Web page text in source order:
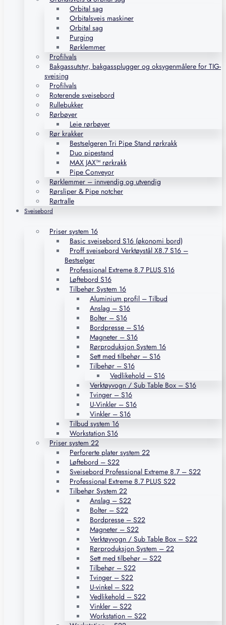
Orbital sag
Orbitalsveis maskiner
Orbital sag
Purging
Rørklemmer
Profilvals
Bakgassutstyr, bakgassplugger og oksygenmålere for TIG-
sveising
Profilvals
Roterende sveisebord
Rullebukker
Rørbøyer
Leie rørbøyer
Rør krakker
Bestselgeren Tri Pipe Stand rørkrakk
Duo pipestand
MAX JAX™ rørkrakk
Pipe Conveyor
Rørklemmer – innvendig og utvendig
Rørsliper & Pipe notcher
Rørtralle
Sveisebord
Priser system 16
Basic sveisebord S16 (økonomi bord)
Proff sveisebord Verktøystål X8.7 S16 –
Bestselger
Professional Extreme 8.7 PLUS S16
Løftebord S16
Tilbehør System 16
Aluminium profil – Tilbud
Anslag – S16
Bolter – S16
Bordpresse – S16
Magneter – S16
Rørproduksjon System 16
Sett med tilbehør – S16
Tilbehør – S16
Vedlikehold – S16
Verktøyvogn / Sub Table Box – S16
Tvinger – S16
U-Vinkler – S16
Vinkler – S16
Tilbud system 16
Workstation S16
Priser system 22
Perforerte plater system 22
Løftebord – S22
Sveisebord Professional Extreme 8.7 – S22
Professional Extreme 8.7 PLUS S22
Tilbehør System 22
Anslag – S22
Bolter – S22
Bordpresse – S22
Magneter – S22
Verktøyvogn / Sub Table Box – S22
Rørproduksjon System – 22
Sett med tilbehør – S22
Tilbehør – S22
Tvinger – S22
U-vinkel – S22
Vedlikehold – S22
Vinkler – S22
Workstation – S22